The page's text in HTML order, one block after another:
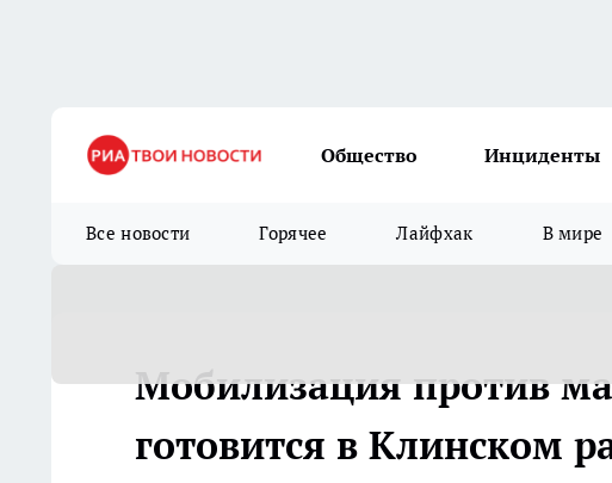
Общество Инциденты
Все новости Горячее Лайфхак В мире
Мобилизация против
готовится в Клинском